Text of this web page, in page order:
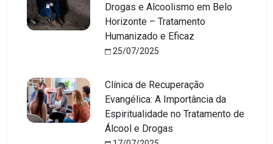
Drogas e Alcoolismo em Belo
Horizonte – Tratamento
Humanizado e Eficaz
25/07/2025
Clínica de Recuperação
Evangélica: A Importância da
Espiritualidade no Tratamento de
Álcool e Drogas